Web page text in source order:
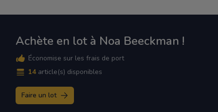
Achète en lot à Noa Beeckman !
Économise sur les frais de port
14 article(s) disponibles
Faire un lot